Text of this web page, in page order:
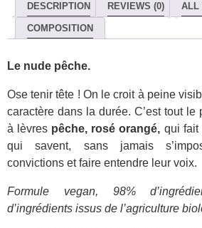
DESCRIPTION REVIEWS (0) ALL
COMPOSITION
Le nude pêche.
Ose tenir tête ! On le croit à peine
caractère dans la durée. C’est tout le
à lèvres pêche, rosé orangé, qui fait
qui savent, sans jamais
convictions et faire entendre leur voix.
Formule vegan, 98%
d’ingrédients issus de l’agriculture